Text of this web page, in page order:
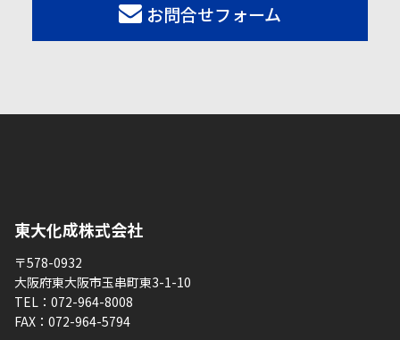
お問合せフォーム
東大化成株式会社
〒578-0932
大阪府東大阪市玉串町東3-1-10
TEL： 072-964-8008
FAX： 072-964-5794